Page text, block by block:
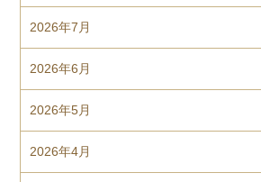
2026年7月
2026年6月
2026年5月
2026年4月